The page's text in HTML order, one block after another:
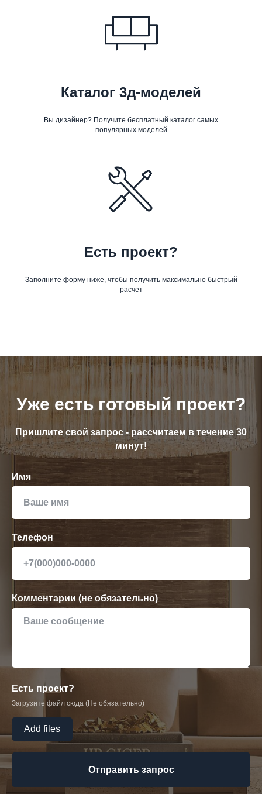
Каталог 3д-моделей
Вы дизайнер? Получите бесплатный каталог самых
популярных моделей
Есть проект?
Заполните форму ниже, чтобы получить максимально быстрый
расчет
Уже есть готовый проект?
Пришлите свой запрос - рассчитаем в течение 30
минут!
Имя
Телефон
Комментарии (не обязательно)
Есть проект?
Загрузите файл сюда (Не обязательно)
Add files
Отправить запрос